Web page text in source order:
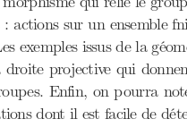
actions sur un
exemples issus de la
droite projective qui
Enfin, on pourra
dont il est facile de